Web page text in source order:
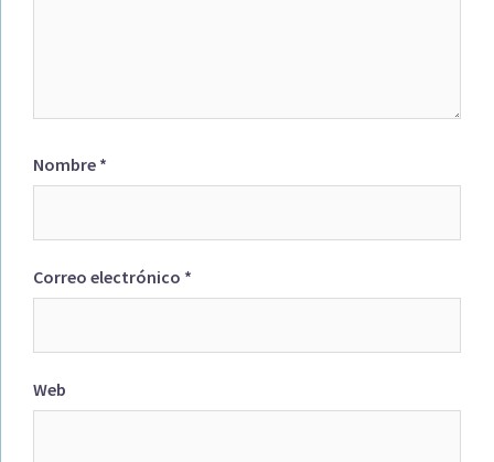
Nombre *
Correo electrónico *
Web